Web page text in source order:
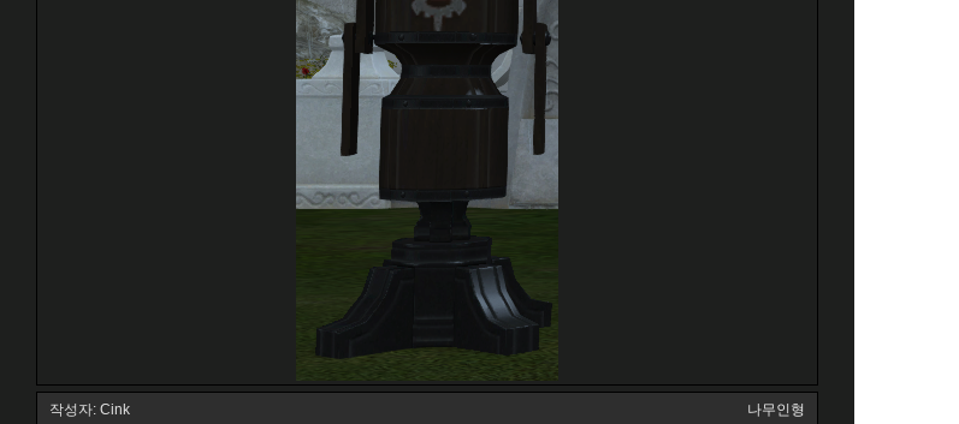
작성자: Cink 나무인형